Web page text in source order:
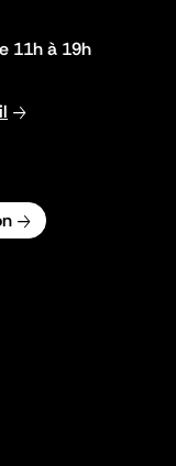
11h à 19h